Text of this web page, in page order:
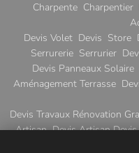
Charpente
Devis Volet Devis Store
Serrurerie Serrurier
Devis Panneaux
Aménagement Terrasse
Devis Travaux Rénovation
Artisan Devis Artisan